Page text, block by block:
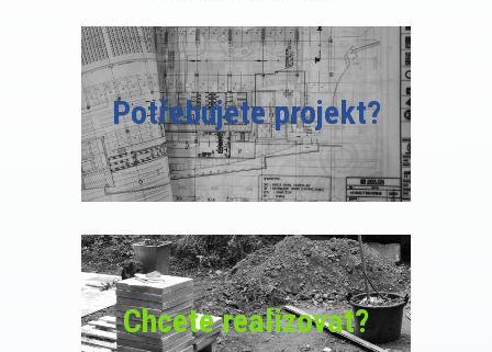
Potřebujete projekt?
Hledáte pomoc s projektem
vašeho záměru?
Tady najdete firmy, které vám
Chcete realizovat?